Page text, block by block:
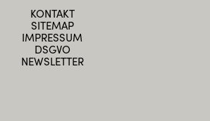
KONTAKT
SITEMAP
IMPRESSUM
DSGVO
NEWSLETTER